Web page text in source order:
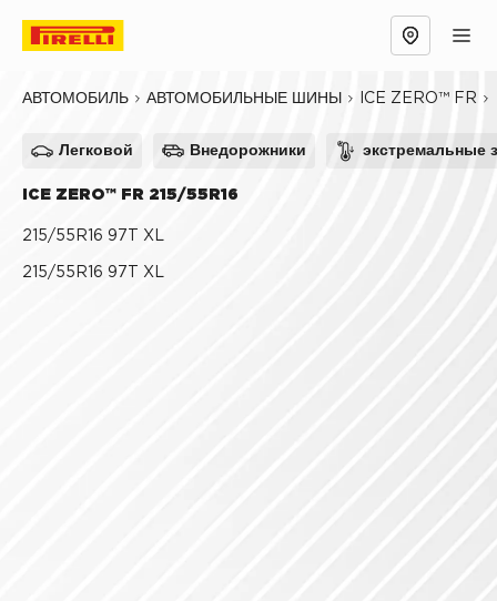
АВТОМОБИЛЬ АВТОМОБИЛЬНЫЕ ШИНЫ ICE ZERO™ FR
Легковой Внедорожники экстремальные
ICE ZERO™ FR 215/55R16
215/55R16 97T XL
215/55R16 97T XL